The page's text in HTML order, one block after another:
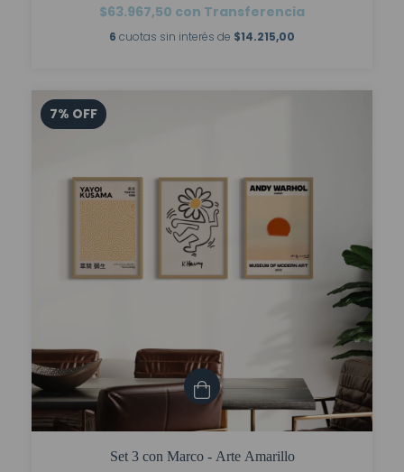
$63.967,50 con Transferencia
6 cuotas sin interés de $14.215,00
7% OFF
Set 3 con Marco - Arte Amarillo